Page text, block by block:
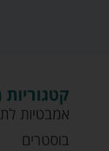
אמבטיות
בוסטרים